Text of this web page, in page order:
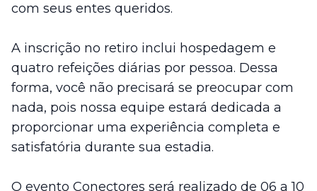
com seus entes queridos.
A inscrição no retiro inclui hospedagem e
quatro refeições diárias por pessoa. Dessa
forma, você não precisará se preocupar com
nada, pois nossa equipe estará dedicada a
proporcionar uma experiência completa e
satisfatória durante sua estadia.
O evento Conectores será realizado de 06 a 10